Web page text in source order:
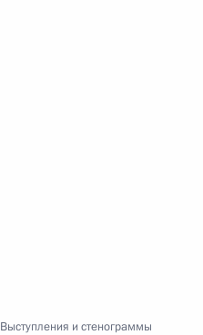
Выступления и стенограммы